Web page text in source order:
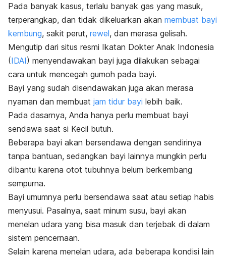
Pada banyak kasus, terlalu banyak gas yang masuk,
terperangkap, dan tidak dikeluarkan akan membuat bayi
kembung, sakit perut, rewel, dan merasa gelisah.
Mengutip dari situs resmi Ikatan Dokter Anak Indonesia
(IDAI) menyendawakan bayi juga dilakukan sebagai
cara untuk mencegah gumoh pada bayi.
Bayi yang sudah disendawakan juga akan merasa
nyaman dan membuat jam tidur bayi lebih baik.
Pada dasarnya, Anda hanya perlu membuat bayi
sendawa saat si Kecil butuh.
Beberapa bayi akan bersendawa dengan sendirinya
tanpa bantuan, sedangkan bayi lainnya mungkin perlu
dibantu karena otot tubuhnya belum berkembang
sempurna.
Bayi umumnya perlu bersendawa saat atau setiap habis
menyusui. Pasalnya, saat minum susu, bayi akan
menelan udara yang bisa masuk dan terjebak di dalam
sistem pencernaan.
Selain karena menelan udara, ada beberapa kondisi lain